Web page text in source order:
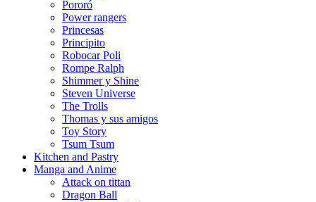
Pororó
Power rangers
Princesas
Principito
Robocar Poli
Rompe Ralph
Shimmer y Shine
Steven Universe
The Trolls
Thomas y sus amigos
Toy Story
Tsum Tsum
Kitchen and Pastry
Manga and Anime
Attack on tittan
Dragon Ball